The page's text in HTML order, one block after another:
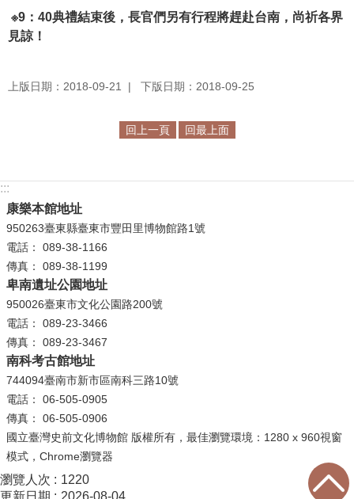
務
信
網
S
網
站
資
料
開
放
宣
告
隱
私
權
護
※9：40典禮結束後，長官們另有行程將趕赴台南，尚祈各界
見諒！
上版日期：2018-09-21 下版日期：2018-09-25
回上一頁 回最上面
:::
康樂本館地址
950263臺東縣臺東市豐田里博物館路1號
電話： 089-38-1166
傳真： 089-38-1199
卑南遺址公園地址
950026臺東市文化公園路200號
電話： 089-23-3466
傳真： 089-23-3467
南科考古館地址
744094臺南市新市區南科三路10號
電話： 06-505-0905
傳真： 06-505-0906
國立臺灣史前文化博物館 版權所有，最佳瀏覽環境：1280 x 960視窗
模式，Chrome瀏覽器
瀏覽人次
1220